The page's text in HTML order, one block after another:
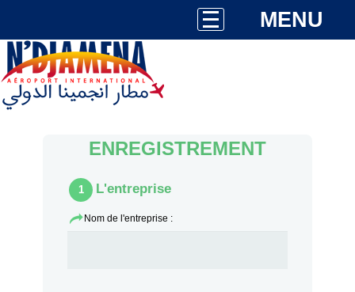
MENU
ENREGISTREMENT
1 L'entreprise
Nom de l'entreprise :